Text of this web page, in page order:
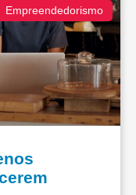
Empreendedorismo